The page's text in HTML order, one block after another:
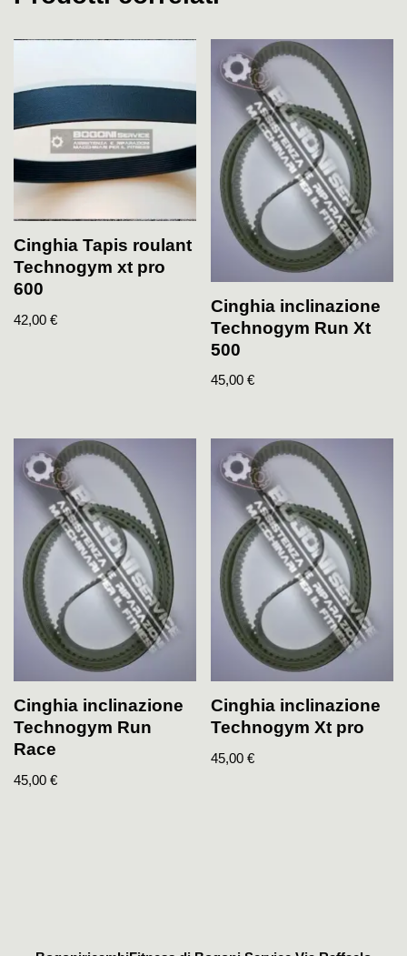
Cinghia Tapis roulant
Technogym xt pro
600
42,00 €
Cinghia inclinazione
Technogym Run Xt
500
45,00€
Cinghia inclinazione
Technogym Run
Race
45,00 €
Cinghia inclinazione
Technogym Xt pro
45,00€